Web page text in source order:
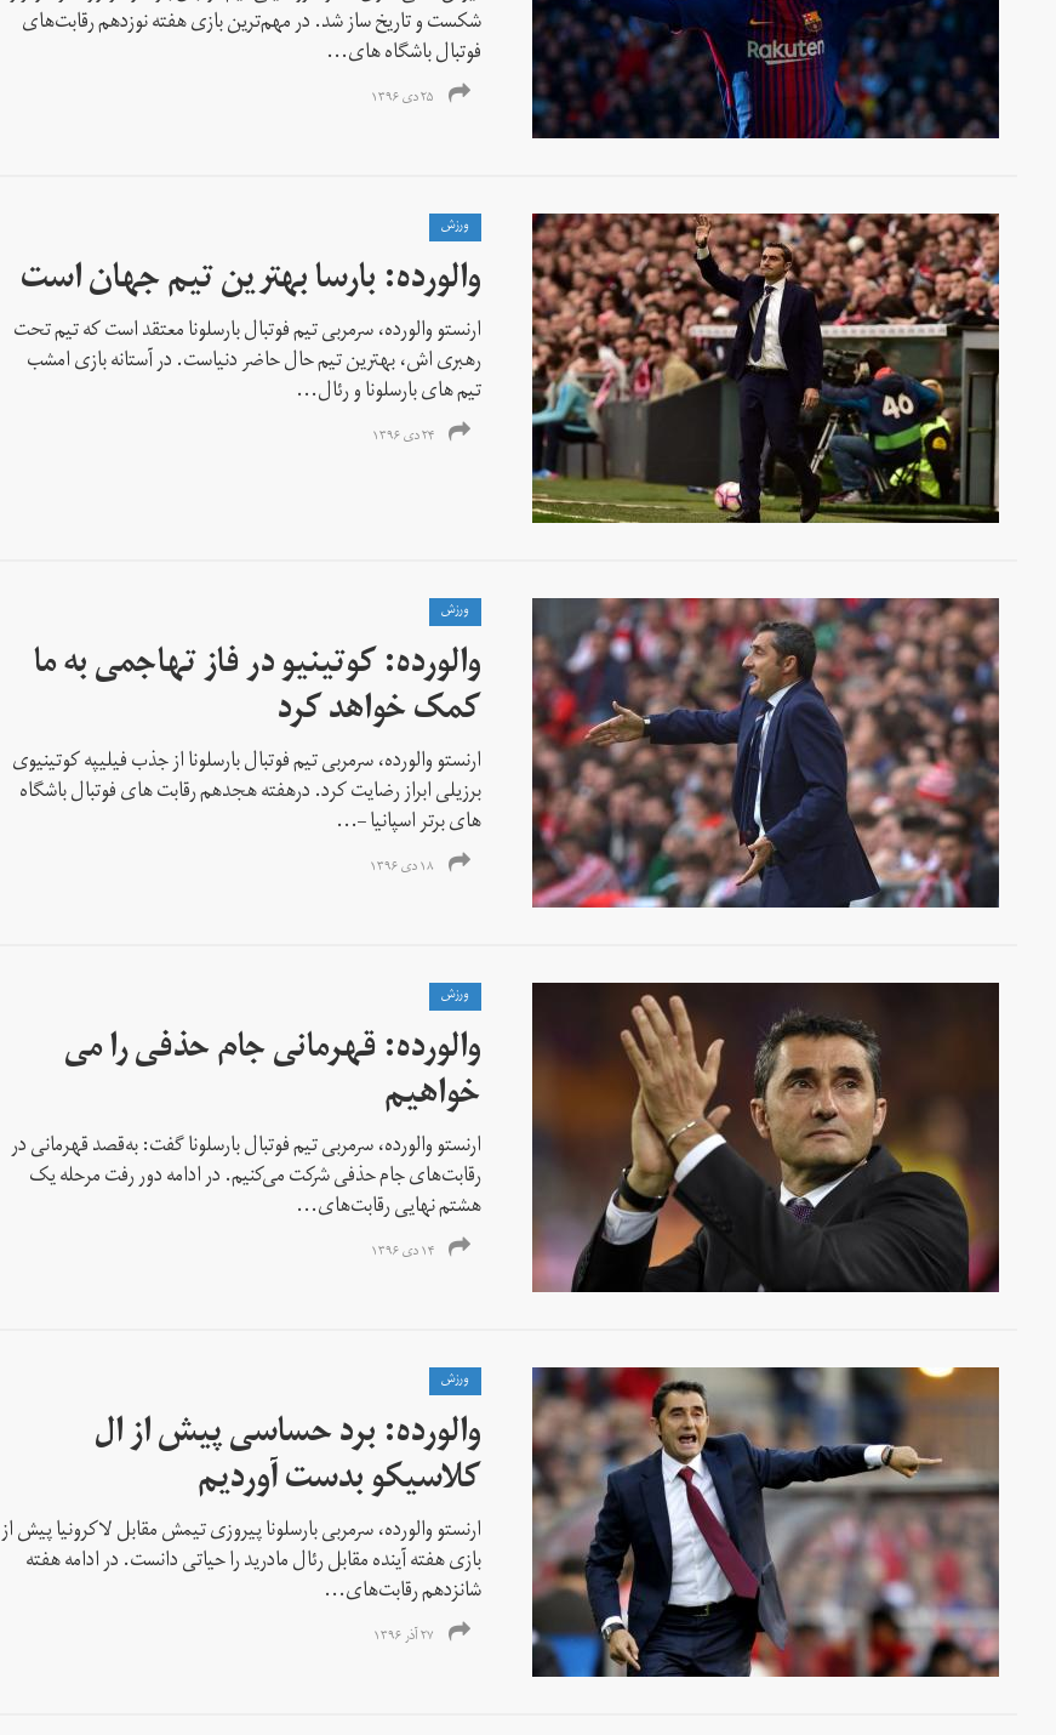
شکست و تاریخ ساز شد. در مهم‌ترین بازی هفته نوزدهم رقابت‌های
فوتبال باشگاه های‌...
۲۵ دی ۱۳۹۶
ورزش
والورده: بارسا بهترین تیم جهان است
ارنستو والورده، سرمربی تیم فوتبال بارسلونا معتقد است که تیم تحت
رهبری اش، بهترین تیم حال حاضر دنیاست. در آستانه بازی امشب
تیم های بارسلونا و رئال...
۲۴ دی ۱۳۹۶
ورزش
والورده: کوتینیو در فاز تهاجمی به ما
کمک خواهد کرد
ارنستو والورده، سرمربی تیم فوتبال بارسلونا از جذب فیلیپه کوتینیوی
برزیلی ابراز رضایت کرد. درهفته هجدهم رقابت های فوتبال باشگاه
های برتر اسپانیا –...
۱۸ دی ۱۳۹۶
ورزش
والورده: قهرمانی جام حذفی را می
خواهیم
ارنستو والورده، سرمربی تیم فوتبال بارسلونا گفت: به‌قصد قهرمانی در
رقابت‌های جام حذفی شرکت می‌کنیم. در ادامه دور رفت مرحله یک
هشتم نهایی رقابت‌های...
۱۴ دی ۱۳۹۶
ورزش
والورده: برد حساسی پیش از ال
کلاسیکو بدست آوردیم
ارنستو والورده، سرمربی بارسلونا پیروزی تیمش مقابل لاکرونیا پیش از
بازی هفته آینده مقابل رئال مادرید را حیاتی دانست. در ادامه هفته
شانزدهم رقابت‌های...
۲۷ آذر ۱۳۹۶